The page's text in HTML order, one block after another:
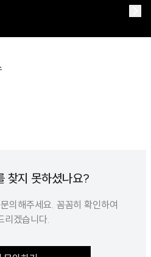
찾지 못하셨나요?
의해주세요. 꼼꼼히 확인하여
리겠습니다.